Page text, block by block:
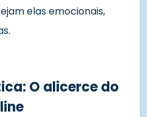
elas emocionais,
O alicerce do